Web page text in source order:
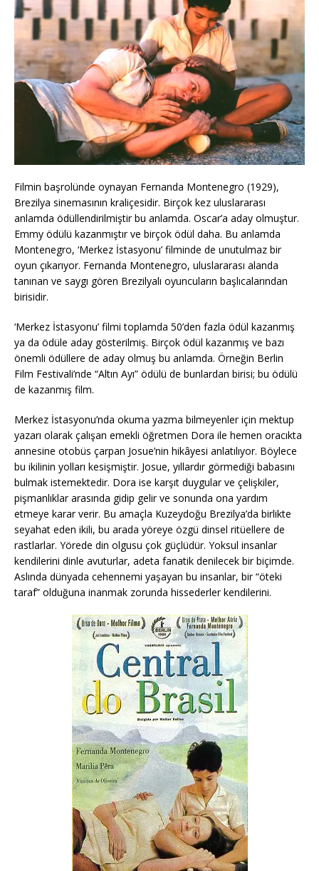
Filmin başrolünde oynayan Fernanda Montenegro (1929),
Brezilya sinemasının kraliçesidir. Birçok kez uluslararası
anlamda ödüllendirilmiştir bu anlamda. Oscar’a aday olmuştur.
Emmy ödülü kazanmıştır ve birçok ödül daha. Bu anlamda
Montenegro, ‘Merkez İstasyonu’ filminde de unutulmaz bir
oyun çıkarıyor. Fernanda Montenegro, uluslararası alanda
tanınan ve saygı gören Brezilyalı oyuncuların başlıcalarından
birisidir.
‘Merkez İstasyonu’ filmi toplamda 50’den fazla ödül kazanmış
ya da ödüle aday gösterilmiş. Birçok ödül kazanmış ve bazı
önemli ödüllere de aday olmuş bu anlamda. Örneğin Berlin
Film Festivali’nde “Altın Ayı” ödülü de bunlardan birisi; bu ödülü
de kazanmış film.
Merkez İstasyonu’nda okuma yazma bilmeyenler için mektup
yazarı olarak çalışan emekli öğretmen Dora ile hemen oracıkta
annesine otobüs çarpan Josue’nin hikâyesi anlatılıyor. Böylece
bu ikilinin yolları kesişmiştir. Josue, yıllardır görmediği babasını
bulmak istemektedir. Dora ise karşıt duygular ve çelişkiler,
pişmanlıklar arasında gidip gelir ve sonunda ona yardım
etmeye karar verir. Bu amaçla Kuzeydoğu Brezilya’da birlikte
seyahat eden ikili, bu arada yöreye özgü dinsel ritüellere de
rastlarlar. Yörede din olgusu çok güçlüdür. Yoksul insanlar
kendilerini dinle avuturlar, adeta fanatik denilecek bir biçimde.
Aslında dünyada cehennemi yaşayan bu insanlar, bir “öteki
taraf” olduğuna inanmak zorunda hissederler kendilerini.